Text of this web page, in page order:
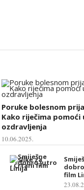
Poruke bolesnom
Kako riječima pomoći
ozdravljenja
10.06.2025.
film